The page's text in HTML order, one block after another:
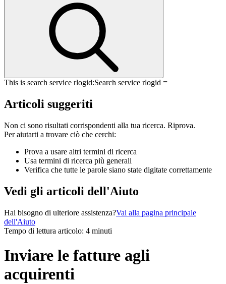
This is search service rlogid:Search service rlogid =
Articoli suggeriti
Non ci sono risultati corrispondenti alla tua ricerca. Riprova.
Per aiutarti a trovare ciò che cerchi:
Prova a usare altri termini di ricerca
Usa termini di ricerca più generali
Verifica che tutte le parole siano state digitate correttamente
Vedi gli articoli dell'Aiuto
Hai bisogno di ulteriore assistenza?Vai alla pagina principale
dell'Aiuto
Tempo di lettura articolo: 4 minuti
Inviare le fatture agli
acquirenti